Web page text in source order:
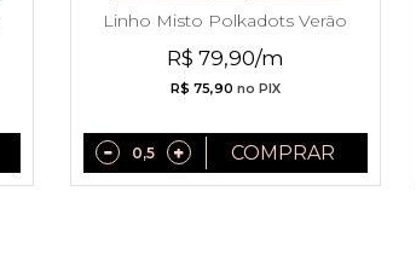
Linho Misto Polkadots Verão
R$ 79,90/m
R$ 75,90 no PIX
COMPRAR